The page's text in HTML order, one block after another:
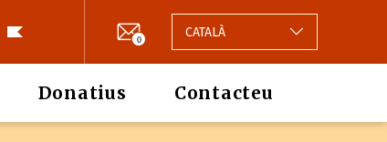
0 CATALÀ
Donatius Contacteu